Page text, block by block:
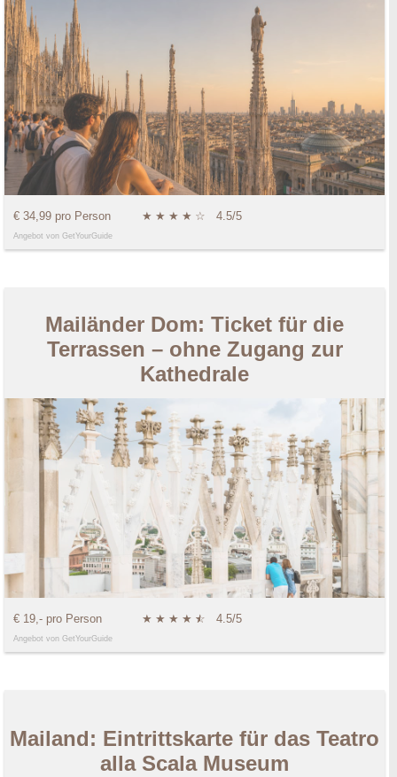
€ 34,99 pro Person ★ ★ ★ ★ ☆ 4.5/5
Angebot von GetYourGuide
Mailänder Dom: Ticket für die
Terrassen – ohne Zugang zur
Kathedrale
€ 19,- pro Person ★ ★ ★ ★ ★
☆ 4.5/5
Angebot von GetYourGuide
Mailand: Eintrittskarte für das Teatro
alla Scala Museum